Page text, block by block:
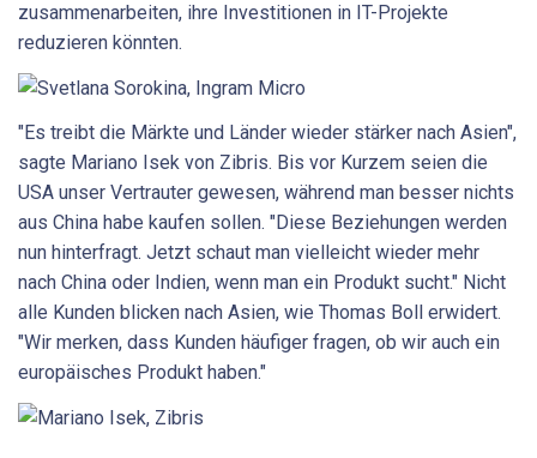
zusammenarbeiten, ihre Investitionen in IT-Projekte
reduzieren könnten.
"Es treibt die Märkte und Länder wieder stärker nach Asien",
sagte Mariano Isek von Zibris. Bis vor Kurzem seien die
USA unser Vertrauter gewesen, während man besser nichts
aus China habe kaufen sollen. "Diese Beziehungen werden
nun hinterfragt. Jetzt schaut man vielleicht wieder mehr
nach China oder Indien, wenn man ein Produkt sucht." Nicht
alle Kunden blicken nach Asien, wie Thomas Boll erwidert.
"Wir merken, dass Kunden häufiger fragen, ob wir auch ein
europäisches Produkt haben."